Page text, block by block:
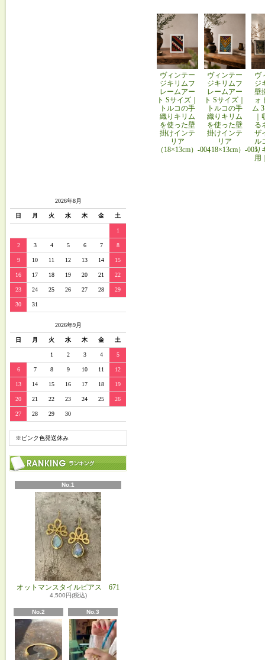
2026年8月
日 月 火 水 木 金 土
1
2 3 4 5 6 7 8
9 10 11 12 13 14 15
16 17 18 19 20 21 22
23 24 25 26 27 28 29
30 31
2026年9月
日 月 火 水 木 金 土
1 2 3 4 5
6 7 8 9 10 11 12
13 14 15 16 17 18 19
20 21 22 23 24 25 26
27 28 29 30
※ピンク色発送休み
No.1
オットマンスタイルピアス 671
4,500円(税込)
No.2 No.3
ヴィンテー
ジキリムフ
レームアー
ト Sサイズ｜
トルコの手
織りキリム
を使った壁
掛けインテ
リア
（18×13cm）-004
ヴィンテー
ジキリムフ
レームアー
ト Sサイズ｜
トルコの手
織りキリム
を使った壁
掛けインテ
リア
（18×13cm）-005
ヴ
ジ
壁
ォ
ム
る
ザ
ル
り
用